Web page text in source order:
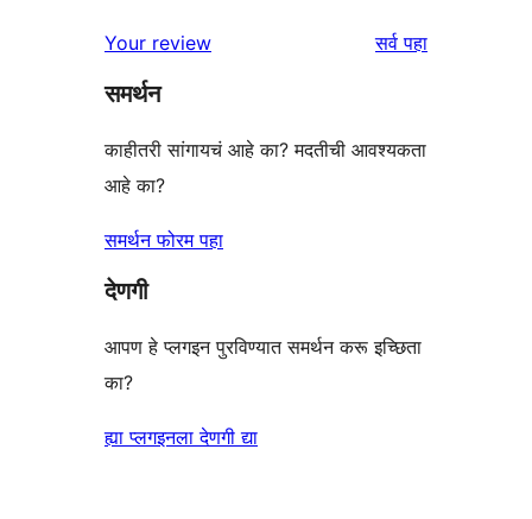
परीक्षणे
तारांकित
परीक्षणे
Your review सर्वपुनरावलोकने
पहा
समर्थन
काहीतरी सांगायचं आहे का? मदतीची आवश्यकता
आहे का?
समर्थन फोरम पहा
देणगी
आपण हे प्लगइन पुरविण्यात समर्थन करू इच्छिता
का?
ह्या प्लगइनला देणगी द्या